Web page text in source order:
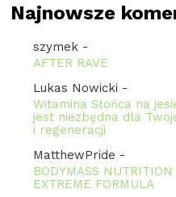
Najnowsze
szymek -
AFTER RAVE
Lukas Nowicki -
Witamina Słońca na
jest niezbędna dla
i regeneracji
MatthewPride -
BODYMASS
EXTREME FORMULA